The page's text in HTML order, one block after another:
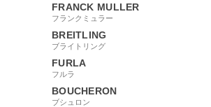
FRANCK MULLER
フランクミュラー
BREITLING
ブライトリング
FURLA
フルラ
BOUCHERON
ブシュロン